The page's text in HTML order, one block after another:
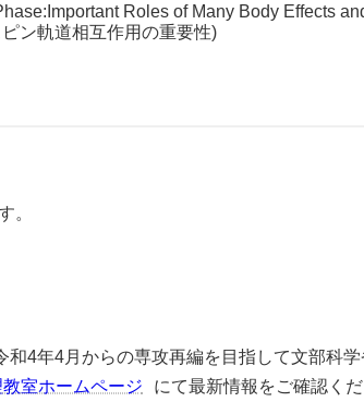
Roles of Many Body Effects
ン軌道相互作用の重要性)
。
4年4月からの専攻再編を目指して文部科学
室ホームページ にて最新情報をご確認くだ